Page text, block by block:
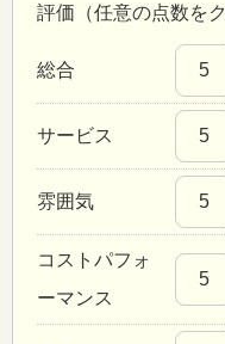
評価（任意の点数をク
総合 5
サービス 5
雰囲気 5
コストパフォ
ーマンス
5